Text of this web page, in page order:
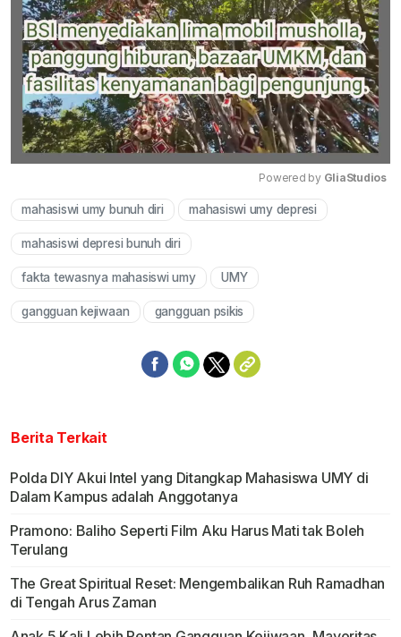
Mute
Powered by GliaStudios
mahasiswi umy bunuh diri mahasiswi umy depresi
mahasiswi depresi bunuh diri
fakta tewasnya mahasiswi umy UMY
gangguan kejiwaan gangguan psikis
Berita Terkait
Polda DIY Akui Intel yang Ditangkap Mahasiswa UMY di
Dalam Kampus adalah Anggotanya
Pramono: Baliho Seperti Film Aku Harus Mati tak Boleh
Terulang
The Great Spiritual Reset: Mengembalikan Ruh Ramadhan
di Tengah Arus Zaman